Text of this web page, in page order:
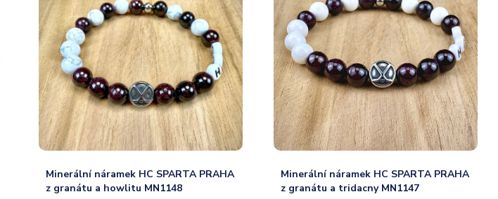
Minerální náramek HC SPARTA PRAHA
z granátu a howlitu MN1148
Minerální náramek HC SPARTA PRAHA
z granátu a tridacny MN1147